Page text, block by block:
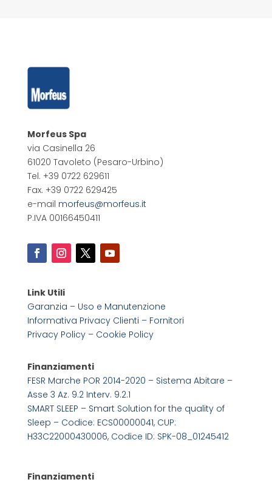
Morfeus Spa
via Casinella 26
61020 Tavoleto (Pesaro-Urbino)
Tel. +39 0722 629611
Fax. +39 0722 629425
e-mail morfeus@morfeus.it
P.IVA 00166450411
Link Utili
Garanzia – Uso e Manutenzione
Informativa Privacy Clienti – Fornitori
Privacy Policy – Cookie Policy
Finanziamenti
FESR Marche POR 2014-2020 – Sistema Abitare –
Asse 3 Az. 9.2 Interv. 9.2.1
SMART SLEEP – Smart Solution for the quality of
Sleep – Codice: ECS00000041, CUP:
H33C22000430006, Codice ID: SPK-08_01245412
Finanziamenti